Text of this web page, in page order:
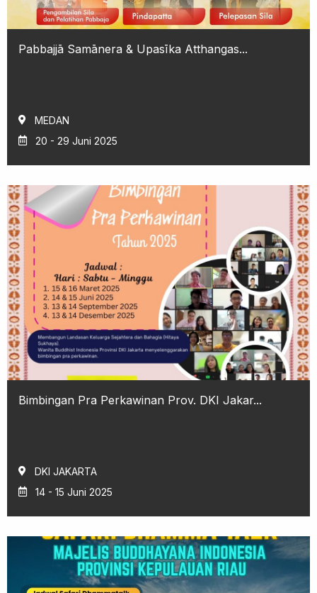
Pabbajjā Samānera & Upasīka Atthangas...
MEDAN
20 - 29 Juni 2025
Bimbingan Pra Perkawinan Prov. DKI Jakar...
DKI JAKARTA
14 - 15 Juni 2025